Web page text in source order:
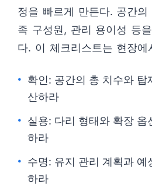
정을 빠르게 만든다. 공간
족 구성원, 관리 용이성 등
다. 이 체크리스트는 현장
확인: 공간의 총 치수와 탑
산하라
실용: 다리 형태와 확장 옵
하라
수명: 유지 관리 계획과 예
하라